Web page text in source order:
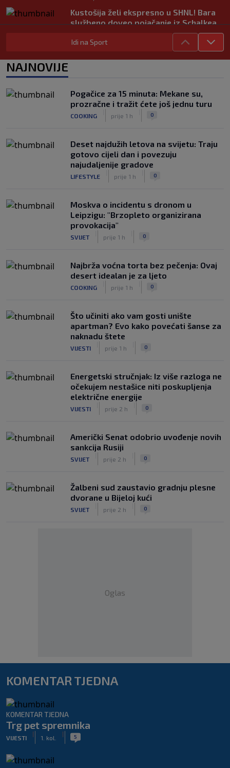
Kustošija želi ekspresno u SHNL! Bara
službeno doveo pojačanje iz Schalkea
Tomiyasu se vraća u Premier ligu,
postat će suigrač bivšeg Vatrenog
Veliko priznanje za hrvatskog
stručnjaka: Jurica Žuža novi je pomoćni
trener Barcelone
|
prije 3 h
Idi na Sport
NAJNOVIJE
Pogačice za 15 minuta: Mekane su,
prozračne i tražit ćete još jednu turu
COOKING prije 1 h 0
Deset najdužih letova na svijetu: Traju
gotovo cijeli dan i povezuju
najudaljenije gradove
LIFESTYLE prije 1 h 0
Moskva o incidentu s dronom u
Leipzigu: "Brzopleto organizirana
provokacija"
SVIJET prije 1 h 0
Najbrža voćna torta bez pečenja: Ovaj
desert idealan je za ljeto
COOKING prije 1 h 0
Što učiniti ako vam gosti unište
apartman? Evo kako povećati šanse za
naknadu štete
VIJESTI prije 1 h 0
Energetski stručnjak: Iz više razloga ne
očekujem nestašice niti poskupljenja
električne energije
VIJESTI prije 2 h 0
Američki Senat odobrio uvođenje novih
sankcija Rusiji
SVIJET prije 2 h 0
Žalbeni sud zaustavio gradnju plesne
dvorane u Bijeloj kući
SVIJET prije 2 h 0
Oglas
KOMENTAR TJEDNA
KOMENTAR TJEDNA
Trg pet spremnika
VIJESTI
|
1. kol.
| 5